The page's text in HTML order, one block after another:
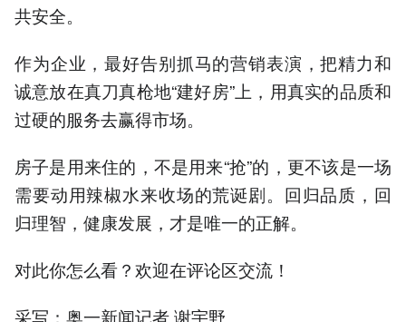
共安全。
作为企业，最好告别抓马的营销表演，把精力和
诚意放在真刀真枪地“建好房”上，用真实的品质和
过硬的服务去赢得市场。
房子是用来住的，不是用来“抢”的，更不该是一场
需要动用辣椒水来收场的荒诞剧。回归品质，回
归理智，健康发展，才是唯一的正解。
对此你怎么看？欢迎在评论区交流！
采写：奥一新闻记者 谢宇野